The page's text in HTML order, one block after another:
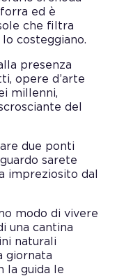
ed è
che filtra
costeggiano.
presenza
opere d’arte
millenni,
del
due ponti
sarete
impreziosito dal
modo di vivere
una cantina
naturali
giornata
la guida le